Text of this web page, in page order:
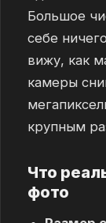
Большое
себе
вижу, как
камеры
крупным
Что
фото